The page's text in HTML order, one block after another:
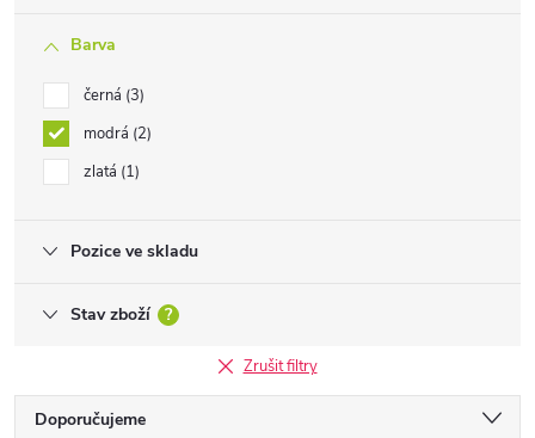
Barva
černá 3
modrá 2
zlatá 1
Pozice ve skladu
Stav zboží ?
Zrušit filtry
Ř
Doporučujeme